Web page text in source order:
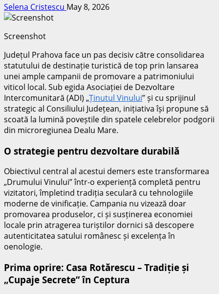
Selena Cristescu May 8, 2026
Screenshot
Județul Prahova face un pas decisiv către consolidarea
statutului de destinație turistică de top prin lansarea
unei ample campanii de promovare a patrimoniului
viticol local. Sub egida Asociației de Dezvoltare
Intercomunitară (ADI) „Ținutul Vinului” și cu sprijinul
strategic al Consiliului Județean, inițiativa își propune să
scoată la lumină poveștile din spatele celebrelor podgorii
din microregiunea Dealu Mare.
O strategie pentru dezvoltare durabilă
Obiectivul central al acestui demers este transformarea
„Drumului Vinului” într-o experiență completă pentru
vizitatori, împletind tradiția seculară cu tehnologiile
moderne de vinificație. Campania nu vizează doar
promovarea produselor, ci și susținerea economiei
locale prin atragerea turiștilor dornici să descopere
autenticitatea satului românesc și excelența în
oenologie.
Prima oprire: Casa Rotărescu – Tradiție și
„Cupaje Secrete” în Ceptura